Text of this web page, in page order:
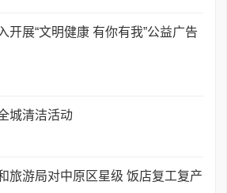
开展“文明健康 有你有我”公益广告
城清洁活动
旅游局对中原区星级 饭店复工复产